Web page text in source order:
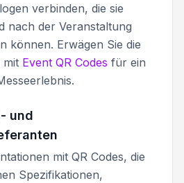
verbinden, die sie
nach der Veranstaltung
können. Erwägen Sie die
mit Event QR Codes für ein
und
mit QR Codes, die
Spezifikationen,